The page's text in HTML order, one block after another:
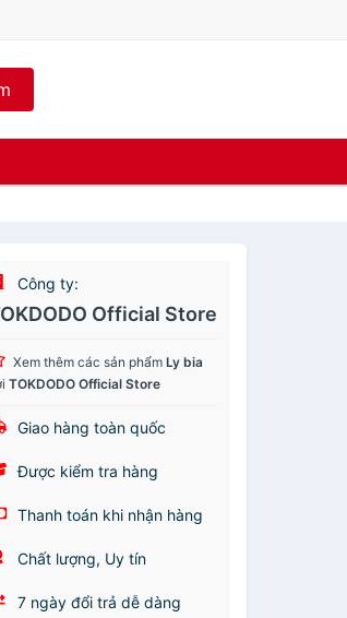
Công ty:
Official Store
Xem thêm các sản phẩmLy bia
TOKDODO Official Store
Giao hàng toàn quốc
Được kiểm tra hàng
Thanh toán khi nhận hàng
Chất lượng, Uy tín
7 ngày đổi trả dễ dàng